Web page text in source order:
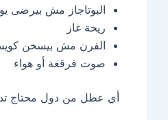
البوتاجاز مش بيرضى
ريحة غاز
الفرن مش بيسخن
صوت فرقعة أو هواء
أي عطل من دول محتاج